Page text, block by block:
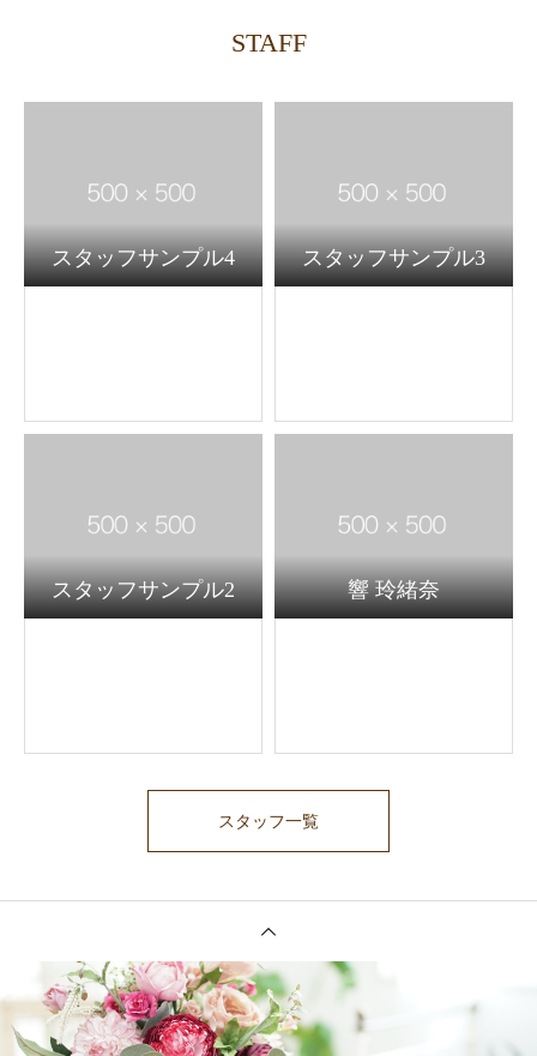
STAFF
スタッフサンプル4 スタッフサンプル3
スタッフサンプル2 響 玲緒奈
スタッフ一覧